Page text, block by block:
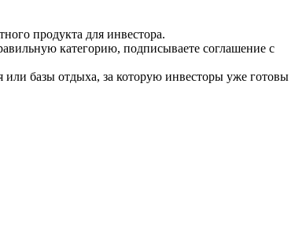
продукта для инвестора.
категорию, подписываете соглашение с
базы отдыха, за которую инвесторы уже готовы